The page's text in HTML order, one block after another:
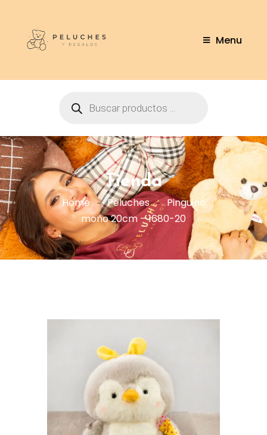
Menu
Tienda
Home Peluches
Pinguino
moño 20cm – 1680-20